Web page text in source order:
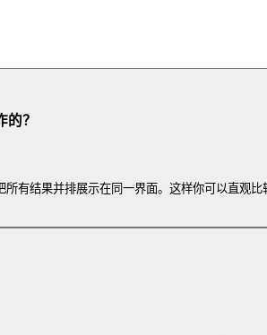
？
有结果并排展示在同一界面。这样你可以直观